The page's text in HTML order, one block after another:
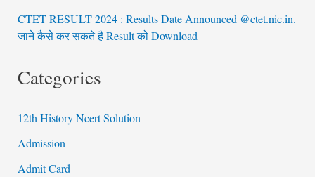
CTET RESULT 2024 : Results Date Announced @ctet.nic.in.
जाने कैसे कर सकते है Result को Download
Categories
12th History Ncert Solution
Admission
Admit Card